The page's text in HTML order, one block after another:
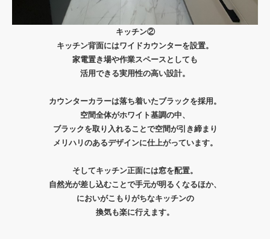
キッチン②
キッチン背面にはワイドカウンターを設置。
家電置き場や作業スペースとしても
活用できる実用性の高い設計。
カウンターカラーは落ち着いたブラックを採用。
空間全体がホワイト基調の中、
ブラックを取り入れることで空間が引き締まり
メリハリのあるデザインに仕上がっています。
そしてキッチン正面には窓を配置。
自然光が差し込むことで手元が明るくなるほか、
においがこもりがちなキッチンの
換気も楽に行えます。